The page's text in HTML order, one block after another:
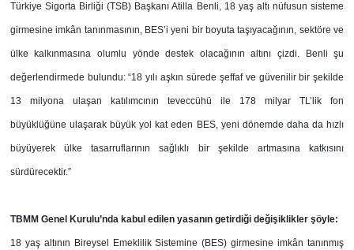
Türkiye Sigorta Birliği (TSB) Başkanı Atilla Benli, 18 yaş altı nüfusun sisteme
girmesine imkân tanınmasının, BES’i yeni bir boyuta taşıyacağının, sektöre ve
ülke kalkınmasına olumlu yönde destek olacağının altını çizdi. Benli şu
değerlendirmede bulundu: “18 yılı aşkın sürede şeffaf ve güvenilir bir şekilde
13 milyona ulaşan katılımcının teveccühü ile 178 milyar TL’lik fon
büyüklüğüne ulaşarak büyük yol kat eden BES, yeni dönemde daha da hızlı
büyüyerek ülke tasarruflarının sağlıklı bir şekilde artmasına katkısını
sürdürecektir.”
TBMM Genel Kurulu’nda kabul edilen yasanın getirdiği değişiklikler şöyle:
18 yaş altının Bireysel Emeklilik Sistemine (BES) girmesine imkân tanınmış